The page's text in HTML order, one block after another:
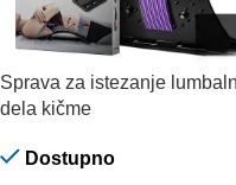
Sprava za istezanje
dela kičme
Dostupno